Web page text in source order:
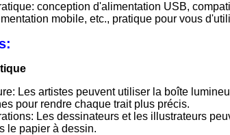
conception d'alimentation USB,
mobile, etc., pratique pour vous
Les artistes peuvent utiliser la boîte
pour rendre chaque trait plus précis.
Les dessinateurs et les illustrateurs
le papier à dessin.